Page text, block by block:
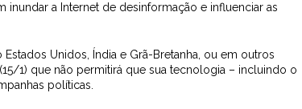
a Internet de desinformação e influenciar as
Unidos, Índia e Grã-Bretanha, ou em outros
1) que não permitirá que sua tecnologia – incluindo o
políticas.